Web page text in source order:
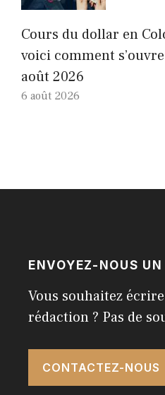
Cours du dollar en
voici comment
août 2026
6 août 2026
ENVOYEZ-NOUS
Vous souhaitez
rédaction ? Pas de
CONTACTEZ-NOUS